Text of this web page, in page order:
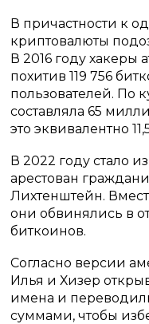
В причастности к
криптовалюты
В 2016 году хакеры
похитив 119 756
пользователей. По
составляла 65
это эквивалентно
В 2022 году стало
арестован
Лихтенштейн.
они обвинялись в
биткоинов.
Согласно версии
Илья и Хизер
имена и
суммами, чтобы